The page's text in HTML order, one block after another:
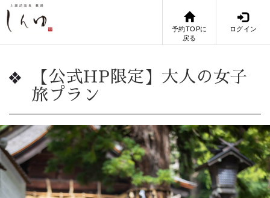
予約TOPに
戻る
ログイン
【公式HP限定】大人の女子
旅プラン